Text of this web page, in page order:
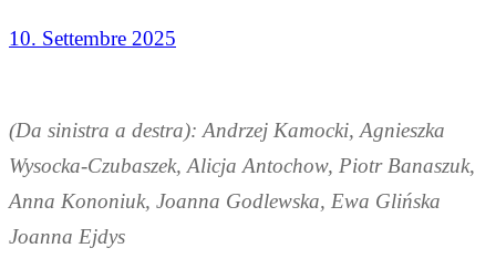
10. Settembre 2025
(Da sinistra a destra): Andrzej Kamocki, Agnieszka
Wysocka-Czubaszek, Alicja Antochow, Piotr Banaszuk,
Anna Kononiuk, Joanna Godlewska, Ewa Glińska
Joanna Ejdys